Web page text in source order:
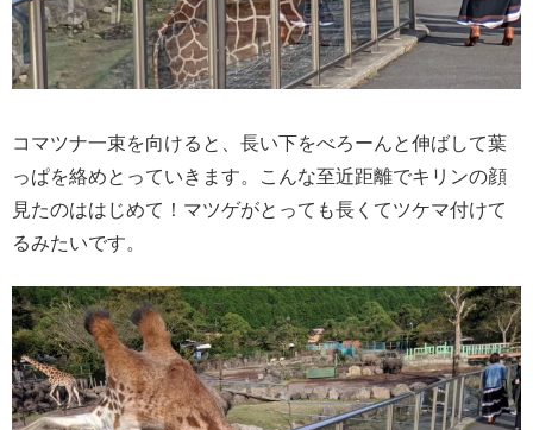
コマツナ一束を向けると、長い下をべろーんと伸ばして葉
っぱを絡めとっていきます。こんな至近距離でキリンの顔
見たのははじめて！マツゲがとっても長くてツケマ付けて
るみたいです。